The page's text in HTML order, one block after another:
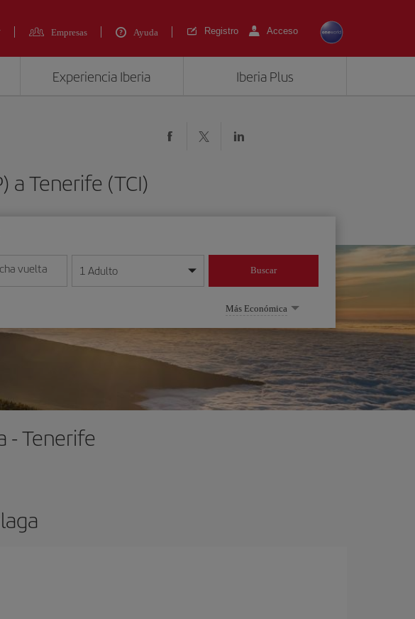
Empresas Ayuda Registro Acceso
Experiencia Iberia Iberia Plus
a Tenerife (TCI)
día/mes/año
vuelta
la fecha en formato día/mes/año
1 Adulto Buscar
Más Económica
- Tenerife